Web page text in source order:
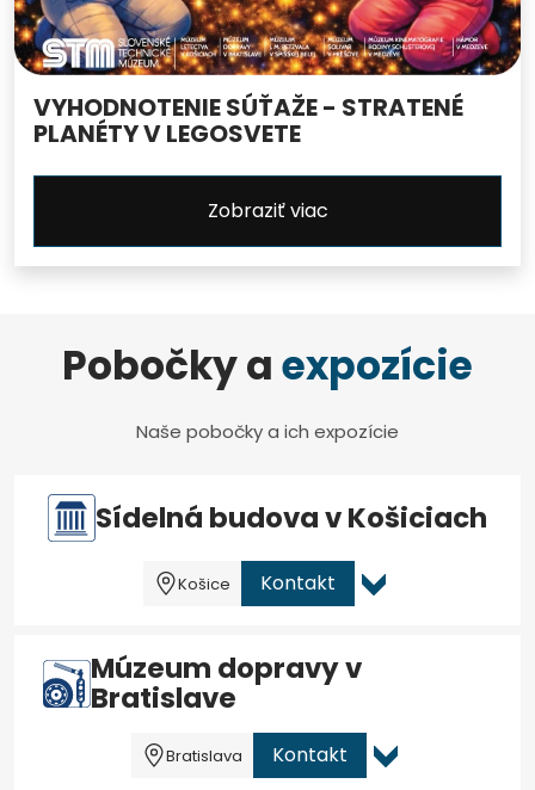
VYHODNOTENIE SÚŤAŽE - STRATENÉ
PLANÉTY V LEGOSVETE
Zobraziť viac
Pobočky aexpozície
Naše pobočky a ich expozície
Sídelná budova v Košiciach
Košice Kontakt
Múzeum dopravy v
Bratislave
Bratislava Kontakt